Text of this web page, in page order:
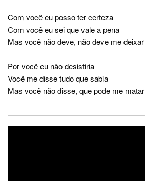
Com você eu posso ter certeza
Com você eu sei que vale a pena
Mas você não deve, não deve me deixar
Por você eu não desistiria
Você me disse tudo que sabia
Mas você não disse, que pode me matar